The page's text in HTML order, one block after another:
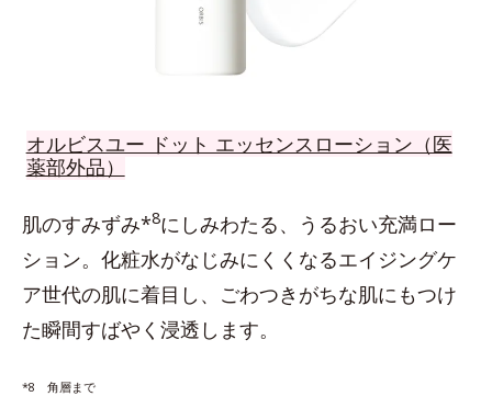
オルビスユー ドット エッセンスローション（医
薬部外品）
肌のすみずみ*8にしみわたる、うるおい充満ロー
ション。化粧水がなじみにくくなるエイジングケ
ア世代の肌に着目し、ごわつきがちな肌にもつけ
た瞬間すばやく浸透します。
*8 角層まで